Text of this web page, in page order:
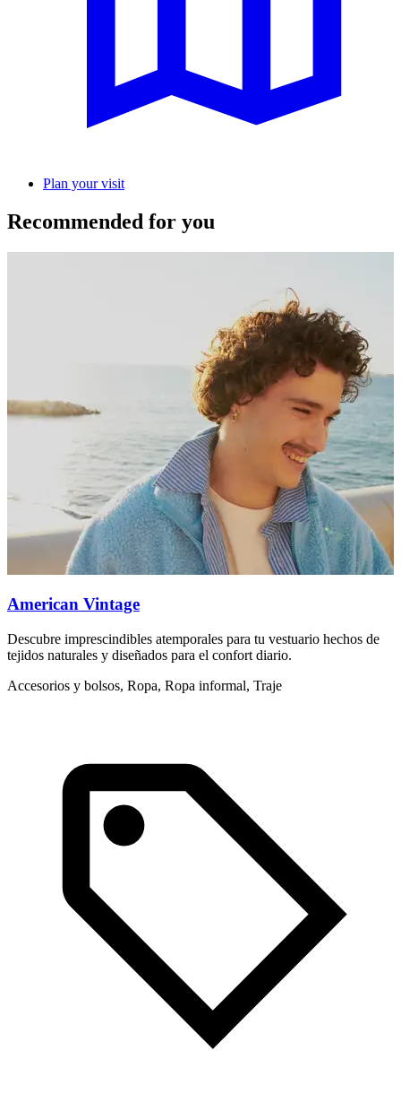
Plan your visit
Recommended for you
American Vintage
Descubre imprescindibles atemporales para tu vestuario hechos de
tejidos naturales y diseñados para el confort diario.
Accesorios y bolsos, Ropa, Ropa informal, Traje